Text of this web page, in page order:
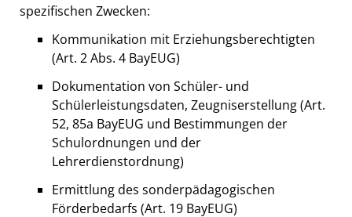
spezifischen Zwecken:
Kommunikation mit Erziehungsberechtigten
(Art. 2 Abs. 4 BayEUG)
Dokumentation von Schüler- und
Schülerleistungsdaten, Zeugniserstellung (Art.
52, 85a BayEUG und Bestimmungen der
Schulordnungen und der
Lehrerdienstordnung)
Ermittlung des sonderpädagogischen
Förderbedarfs (Art. 19 BayEUG)